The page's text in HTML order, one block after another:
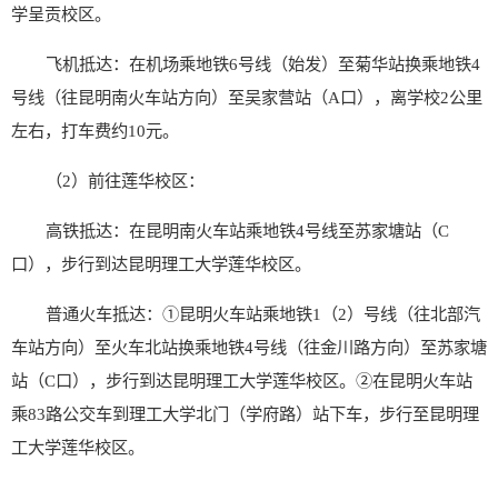
学呈贡校区。
飞机抵达：在机场乘地铁6号线（始发）至菊华站换乘地铁4
号线（往昆明南火车站方向）至吴家营站（A口），离学校2公里
左右，打车费约10元。
（2）前往莲华校区：
高铁抵达：在昆明南火车站乘地铁4号线至苏家塘站（C
口），步行到达昆明理工大学莲华校区。
普通火车抵达： ①昆明火车站乘地铁1 （2）号线（往北部汽
车站方向）至火车北站换乘地铁4号线（往金川路方向）至苏家塘
站（C口），步行到达昆明理工大学莲华校区。 ②在昆明火车站
乘83路公交车到理工大学北门（学府路）站下车，步行至昆明理
工大学莲华校区。